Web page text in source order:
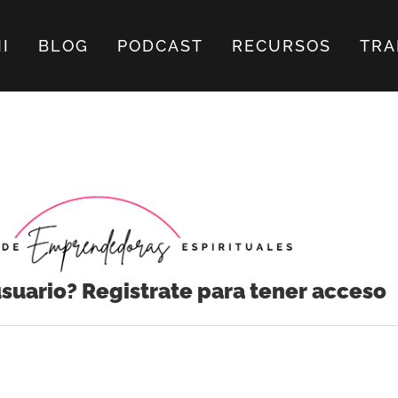
BLOG PODCAST RECURSOS
Registrate para tener acceso